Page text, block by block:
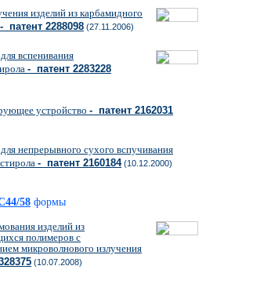
изделий из карбамидного
- патент 2288098 (27.11.2006)
вспенивания
- патент 2283228
устройство - патент 2162031
непрерывного сухого вспучивания
- патент 2160184(10.12.2000)
58 формы
изделий из
полимеров с
микроволнового излучения
(10.07.2008)